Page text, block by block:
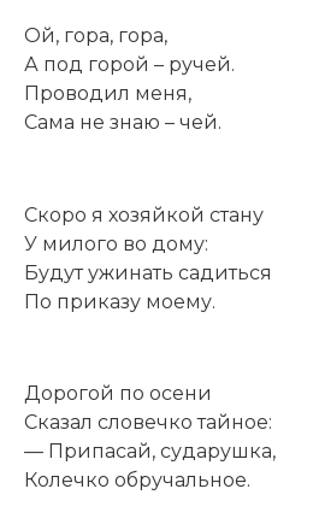
Ой, гора, гора,
А под горой – ручей.
Проводил меня,
Сама не знаю – чей.
Скоро я хозяйкой стану
У милого во дому:
Будут ужинать садиться
По приказу моему.
Дорогой по осени
Сказал словечко тайное:
— Припасай, сударушка,
Колечко обручальное.